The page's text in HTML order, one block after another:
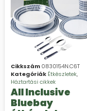
Cikkszám 0830154N.C6T
Kategóriák Étkészletek,
Háztartási cikkek
All Inclusive
Bluebay